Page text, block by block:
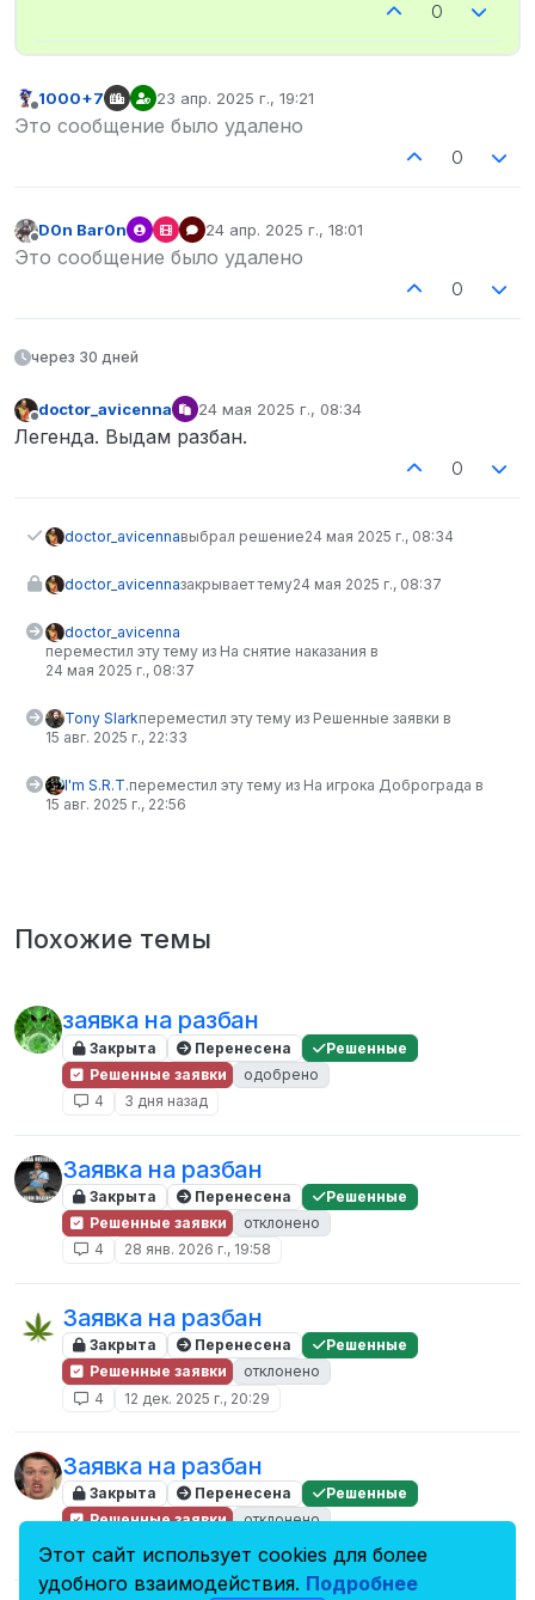
0
Не в сети
1000+7 23 апр. 2025 г., 19:21
отредактировано
Это сообщение было удалено
0
Не в сети
D0n Bar0n 24 апр. 2025 г., 18:01
отредактировано
Это сообщение было удалено
0
через 30 дней
Не в сети
doctor_avicenna 24 мая 2025 г., 08:34
отредактировано
Легенда. Выдам разбан.
0
doctor_avicennaвыбрал решение24 мая 2025 г., 08:34
doctor_avicennaзакрывает тему24 мая 2025 г., 08:37
doctor_avicenna
переместил эту тему из На снятие наказания в
24 мая 2025 г., 08:37
Tony Slarkпереместил эту тему из Решенные заявки в
15 авг. 2025 г., 22:33
I'm S.R.T.переместил эту тему из На игрока Доброграда в
15 авг. 2025 г., 22:56
Похожие темы
заявка на разбан
Закрыта Перенесена
Решенные
Решенные заявки
одобрено
4
3 дня назад
Заявка на разбан
Закрыта Перенесена
Решенные
Решенные заявки
отклонено
4
28 янв. 2026 г., 19:58
Заявка на разбан
Закрыта Перенесена
Решенные
Решенные заявки
отклонено
4
12 дек. 2025 г., 20:29
Заявка на разбан
Закрыта Перенесена
Решенные
Решенные заявки
отклонено
Этот сайт использует cookies для более
удобного взаимодействия. Подробнее